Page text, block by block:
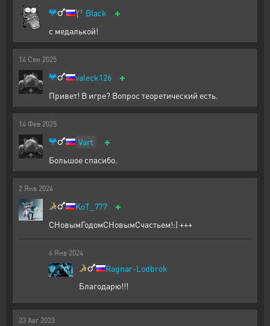
🏴 Black +
с медалькой!
14 Сен 2025
valeck126 +
Привет! В игре? Вопрос теоретический есть.
14 Фев 2025
Vart +
Большое спасибо.
2 Янв 2024
KoT_777 +
СНовымГодомСНовымСчастьем!:) +++
6 Янв 2024
Ragnar-Lodbrok
Благодарю!!!
23 Авг 2023